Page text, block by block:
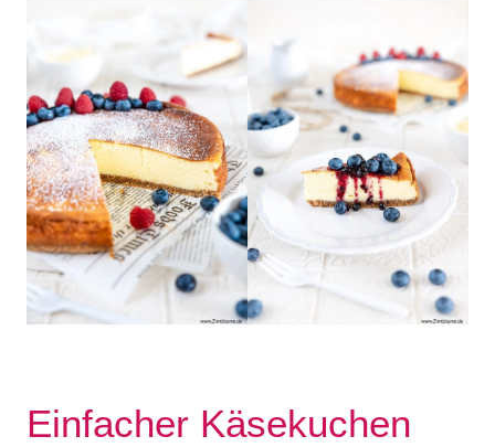
Einfacher Käsekuchen